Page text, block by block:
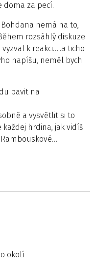
za pecí.
nemá na to,
rozsáhlý diskuze
k reakci…..a ticho
napíšu, neměl bych
bavit na
a vysvětlit si to
hrdina, jak vidíš
okolí